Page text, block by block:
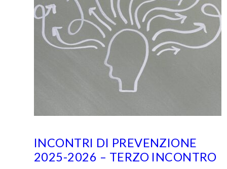
INCONTRI DI PREVENZIONE
2025-2026 – TERZO INCONTRO